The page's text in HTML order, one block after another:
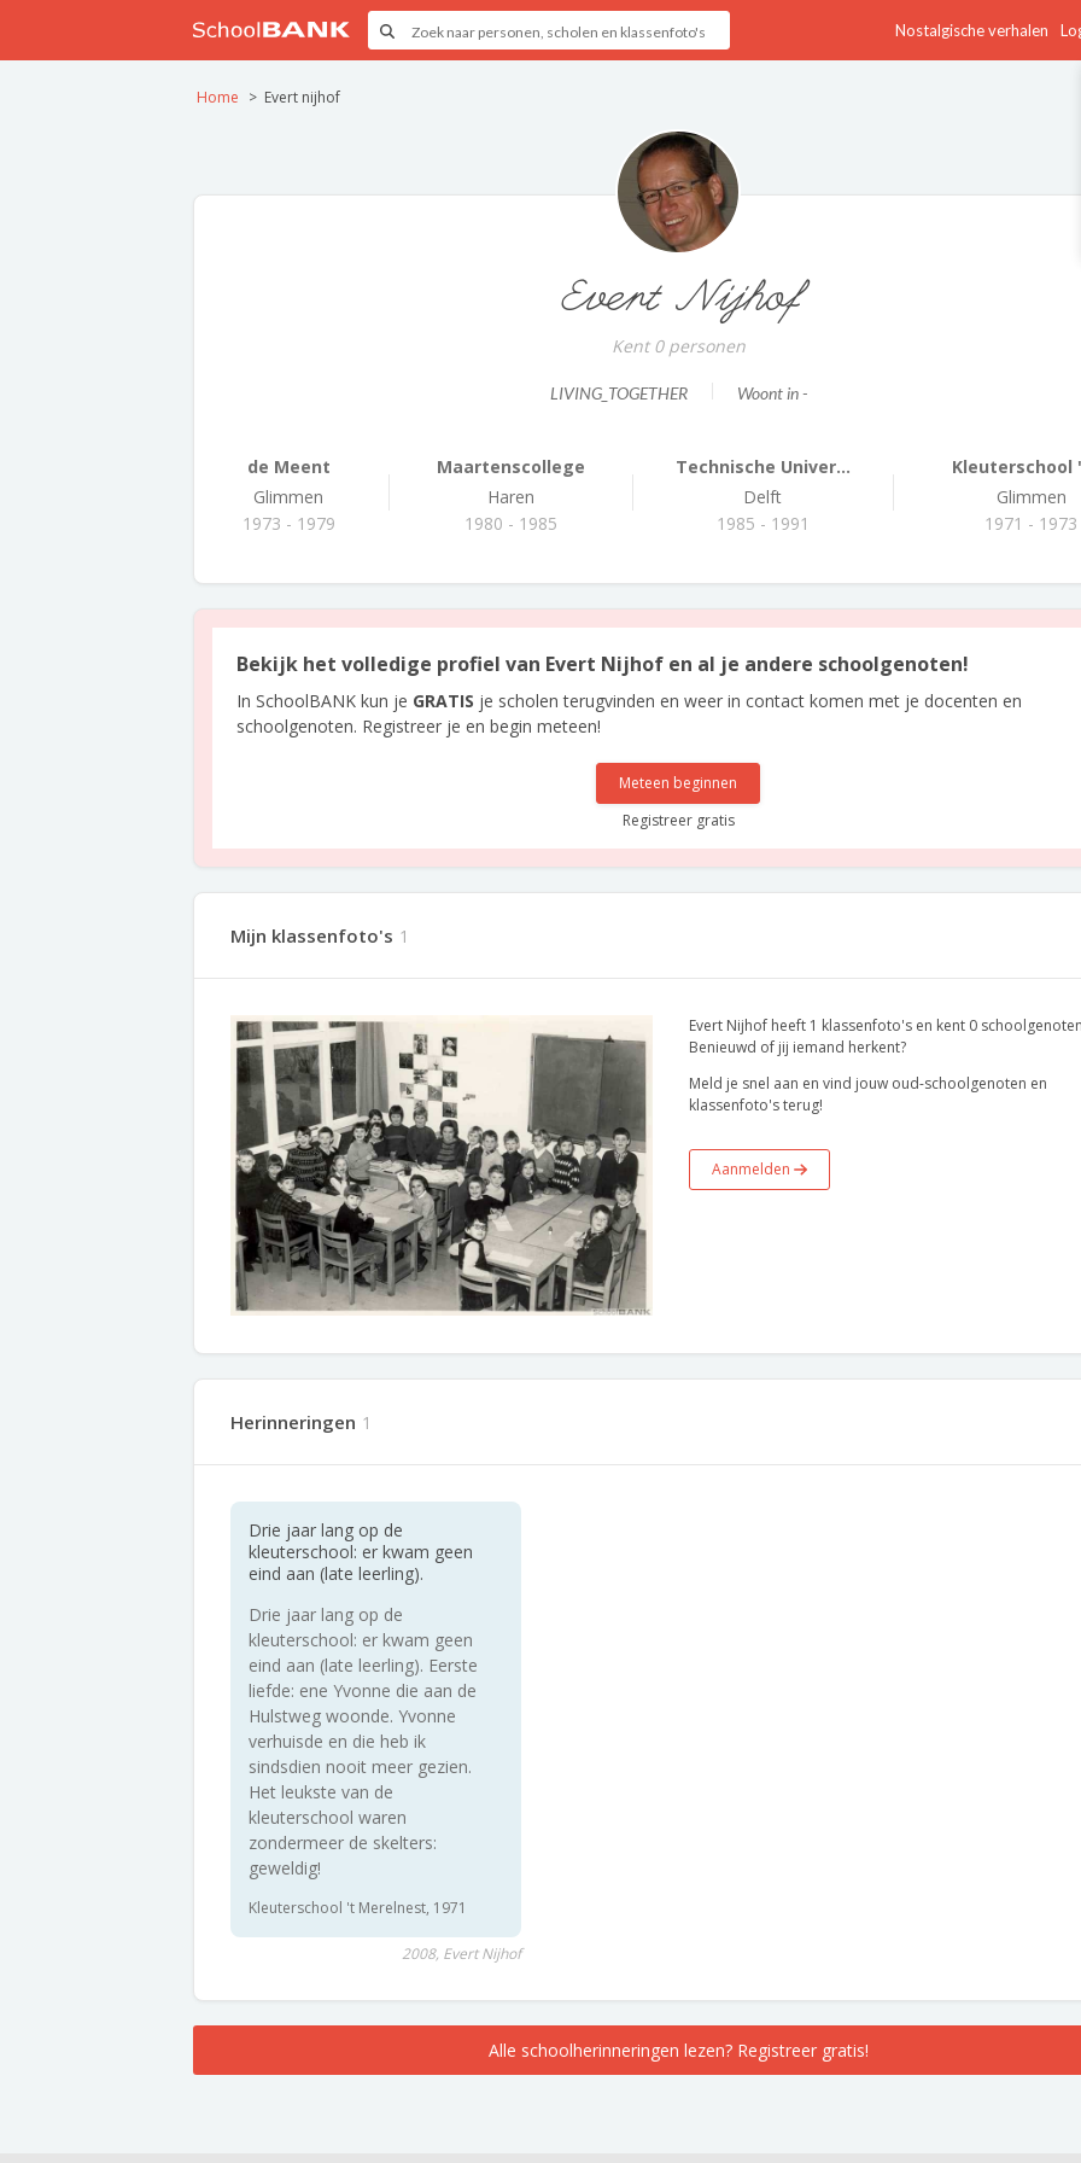
Nostalgische verhalen
Home Evert nijhof
Evert Nijhof
Kent 0 personen
LIVING_TOGETHER Woont in -
de Meent
Glimmen
1973 - 1979
Maartenscollege
Haren
1980 - 1985
Technische Univer...
Delft
1985 - 1991
Kleuterschool
Glimmen
1971 - 1973
Bekijk het volledige profiel van Evert Nijhof en al je andere schoolgenoten!
In SchoolBANK kun je GRATIS je scholen terugvinden en weer in contact komen met je docenten en
schoolgenoten. Registreer je en begin meteen!
Meteen beginnen
Registreer gratis
Mijn klassenfoto's 1
Evert Nijhof heeft 1 klassenfoto's en kent 0
Benieuwd of jij iemand herkent?
Meld je snel aan en vind jouw oud-schoolgenoten en
klassenfoto's terug!
Aanmelden
Herinneringen 1
Drie jaar lang op de
kleuterschool: er kwam geen
eind aan (late leerling).
Drie jaar lang op de
kleuterschool: er kwam geen
eind aan (late leerling). Eerste
liefde: ene Yvonne die aan de
Hulstweg woonde. Yvonne
verhuisde en die heb ik
sindsdien nooit meer gezien.
Het leukste van de
kleuterschool waren
zondermeer de skelters:
geweldig!
Kleuterschool 't Merelnest, 1971
2008, Evert Nijhof
Alle schoolherinneringen lezen? Registreer gratis!